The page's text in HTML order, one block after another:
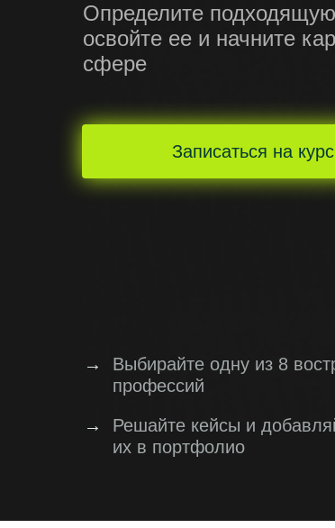
Определите
освойте ее и начните
сфере
Записаться на курс
→
Выбирайте одну из 8
профессий
→
Решайте кейсы и
их в портфолио